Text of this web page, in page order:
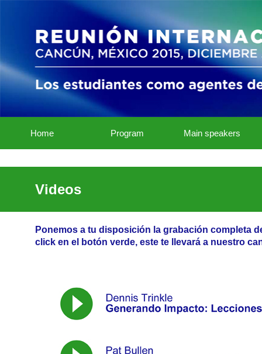
Home Program Main speakers
Videos
Ponemos a tu disposición la grabación completa
click en el botón verde, este te llevará a nuestro